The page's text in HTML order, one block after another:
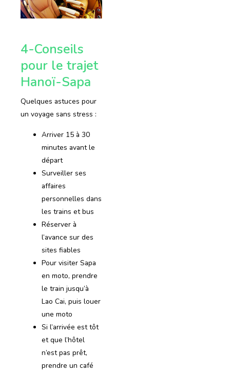
4-Conseils
pour le trajet
Hanoï-Sapa
Quelques astuces pour
un voyage sans stress :
Arriver 15 à 30
minutes avant le
départ
Surveiller ses
affaires
personnelles dans
les trains et bus
Réserver à
l’avance sur des
sites fiables
Pour visiter Sapa
en moto, prendre
le train jusqu’à
Lao Cai, puis louer
une moto
Si l’arrivée est tôt
et que l’hôtel
n’est pas prêt,
prendre un café